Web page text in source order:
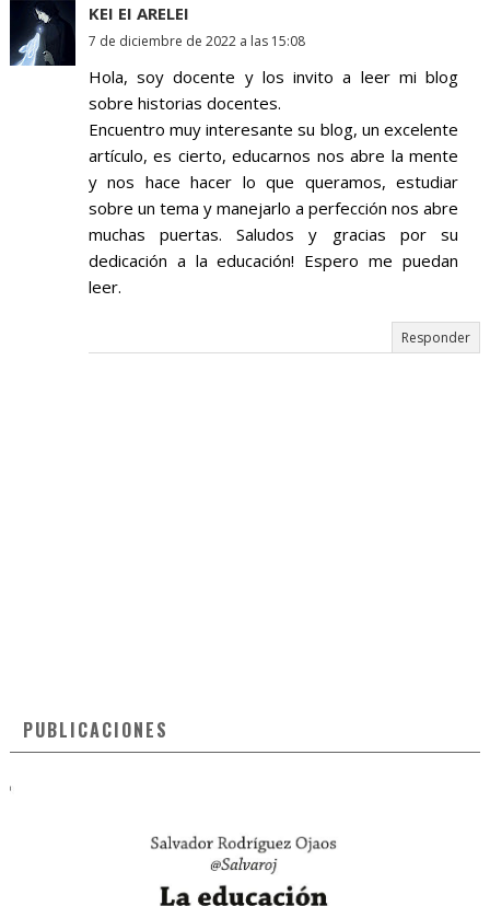
KEI EI ARELEI
7 de diciembre de 2022 a las 15:08
Hola, soy docente y los invito a leer mi blog
sobre historias docentes.
Encuentro muy interesante su blog, un excelente
artículo, es cierto, educarnos nos abre la mente
y nos hace hacer lo que queramos, estudiar
sobre un tema y manejarlo a perfección nos abre
muchas puertas. Saludos y gracias por su
dedicación a la educación! Espero me puedan
leer.
Responder
PUBLICACIONES